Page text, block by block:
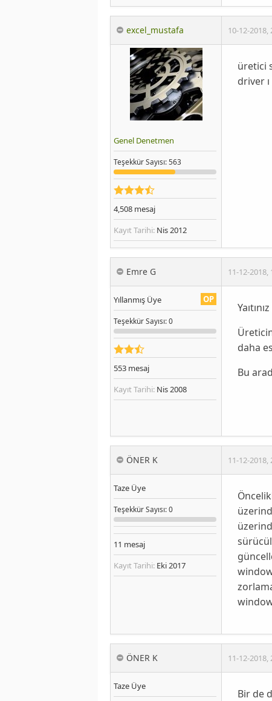
excel_mustafa 10-12-2018,
Genel Denetmen
TeşekkürSayısı: 563
4,508 mesaj
Kayıt Tarihi: Nis 2012
üretici
driver
Emre G 11-12-2018,
OP
Yıllanmış Üye
TeşekkürSayısı: 0
553 mesaj
Kayıt Tarihi: Nis 2008
daha
Bu
ÖNER K 11-12-2018,
Taze Üye
TeşekkürSayısı: 0
11 mesaj
Kayıt Tarihi: Eki 2017
ÖNER K 11-12-2018,
Taze Üye
Bir de